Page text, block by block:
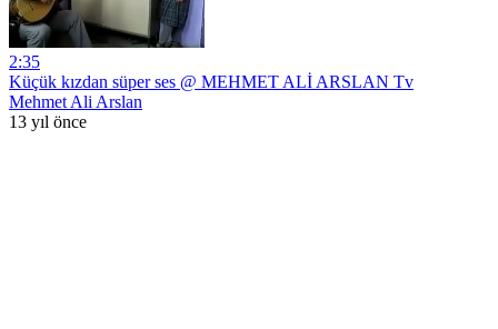
2:35
Küçük kızdan süper ses @ MEHMET ALİ ARSLAN Tv
Mehmet Ali Arslan
13 yıl önce